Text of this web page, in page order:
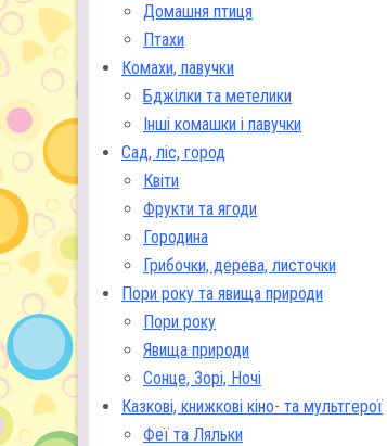
Домашня птиця
Птахи
Комахи, павучки
Бджілки та метелики
Інші комашки і павучки
Сад, ліс, город
Квіти
Фрукти та ягоди
Городина
Грибочки, дерева, листочки
Пори року та явища природи
Пори року
Явища природи
Сонце, Зорі, Ночі
Казкові, книжкові кіно- та мультгерої
Феї та Ляльки